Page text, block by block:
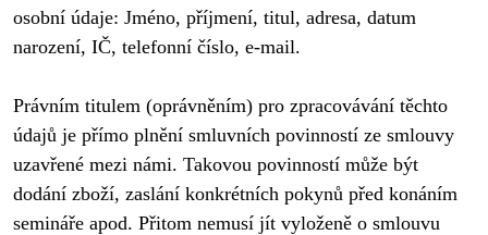
osobní údaje: Jméno, příjmení, titul, adresa, datum
narození, IČ, telefonní číslo, e-mail.
Právním titulem (oprávněním) pro zpracovávání těchto
údajů je přímo plnění smluvních povinností ze smlouvy
uzavřené mezi námi. Takovou povinností může být
dodání zboží, zaslání konkrétních pokynů před konáním
semináře apod. Přitom nemusí jít vyloženě o smlouvu